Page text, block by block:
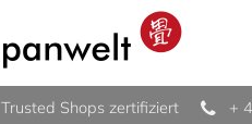
Trusted Shops zertifiziert +